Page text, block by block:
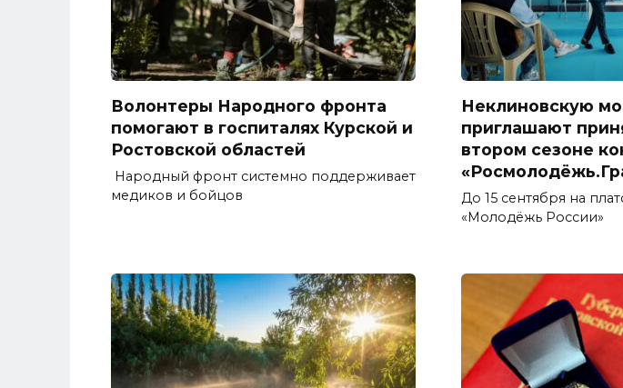
Волонтеры Народного фронта
помогают в госпиталях Курской и
Ростовской областей
Народный фронт системно поддерживает
медиков и бойцов
Неклиновскую
приглашают
втором сезоне
До 15 сентября на
«Молодёжь России»